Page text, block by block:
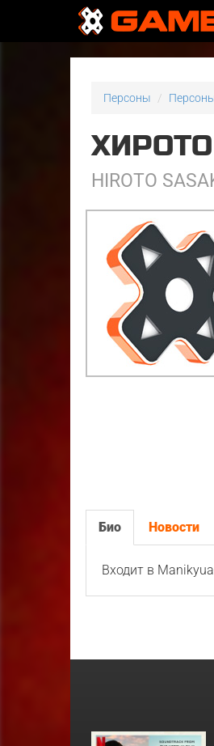
Персоны
HIROTO
Био Новости
Входит в